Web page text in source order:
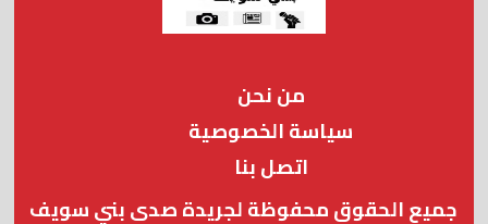
من نحن
سياسة الخصوصية
اتصل بنا
جميع الحقوق محفوظة لجريدة صدى بني سويف